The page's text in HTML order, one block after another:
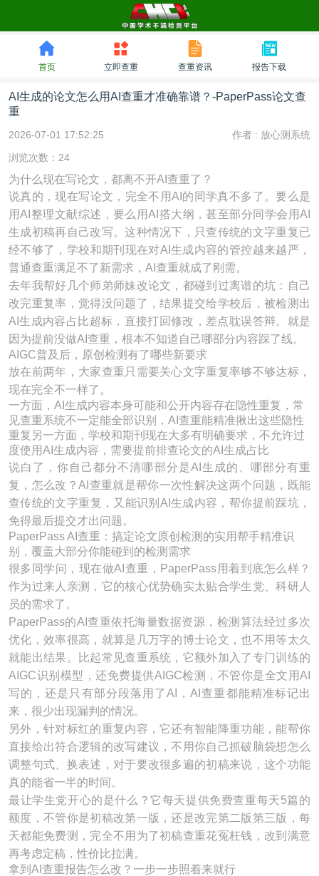
首页 立即查重 查重资讯 报告下载
AI生成的论文怎么用AI查重才准确靠谱？-PaperPass论文查
重
2026-07-01 17:52:25 作者 : 放心测系统
浏览次数：24
为什么现在写论文，都离不开AI查重了？
说真的，现在写论文，完全不用AI的同学真不多了。要么是
用AI整理文献综述，要么用AI搭大纲，甚至部分同学会用AI
生成初稿再自己改写。这种情况下，只查传统的文字重复已
经不够了，学校和期刊现在对AI生成内容的管控越来越严，
普通查重满足不了新需求，AI查重就成了刚需。
去年我帮好几个师弟师妹改论文，都碰到过离谱的坑：自己
改完重复率，觉得没问题了，结果提交给学校后，被检测出
AI生成内容占比超标，直接打回修改，差点耽误答辩。就是
因为提前没做AI查重，根本不知道自己哪部分内容踩了线。
AIGC普及后，原创检测有了哪些新要求
放在前两年，大家查重只需要关心文字重复率够不够达标，
现在完全不一样了。
一方面，AI生成内容本身可能和公开内容存在隐性重复，常
见查重系统不一定能全部识别，AI查重能精准揪出这些隐性
重复另一方面，学校和期刊现在大多有明确要求，不允许过
度使用AI生成内容，需要提前排查论文的AI生成占比
说白了，你自己都分不清哪部分是AI生成的、哪部分有重
复，怎么改？AI查重就是帮你一次性解决这两个问题，既能
查传统的文字重复，又能识别AI生成内容，帮你提前踩坑，
免得最后提交才出问题。
PaperPass AI查重：搞定论文原创检测的实用帮手精准识
别，覆盖大部分你能碰到的检测需求
很多同学问，现在做AI查重，PaperPass用着到底怎么样？
作为过来人亲测，它的核心优势确实太贴合学生党、科研人
员的需求了。
PaperPass的AI查重依托海量数据资源，检测算法经过多次
优化，效率很高，就算是几万字的博士论文，也不用等太久
就能出结果。比起常见查重系统，它额外加入了专门训练的
AIGC识别模型，还免费提供AIGC检测，不管你是全文用AI
写的，还是只有部分段落用了AI，AI查重都能精准标记出
来，很少出现漏判的情况。
另外，针对标红的重复内容，它还有智能降重功能，能帮你
直接给出符合逻辑的改写建议，不用你自己抓破脑袋想怎么
调整句式、换表述，对于要改很多遍的初稿来说，这个功能
真的能省一半的时间。
最让学生党开心的是什么？它每天提供免费查重每天5篇的
额度，不管你是初稿改第一版，还是改完第二版第三版，每
天都能免费测，完全不用为了初稿查重花冤枉钱，改到满意
再考虑定稿，性价比拉满。
拿到AI查重报告怎么改？一步一步照着来就行